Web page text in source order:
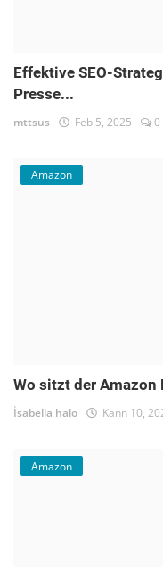
Effektive SEO-
Presse...
mttsus Feb 5, 2025 0
Amazon
Wo sitzt der Amazon
İsabella halo Kann 10,
Amazon